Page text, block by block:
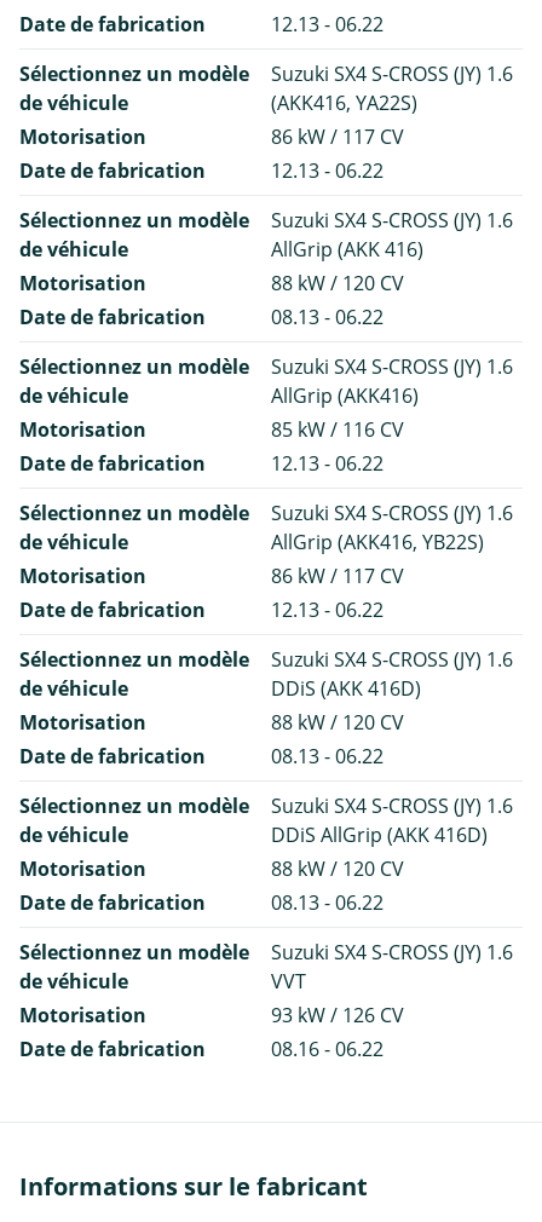
Date de fabrication
12.13 - 06.22
Sélectionnez un modèle
de véhicule
Suzuki SX4 S-CROSS (JY) 1.6
(AKK416, YA22S)
Motorisation
86 kW / 117 CV
Date de fabrication
12.13 - 06.22
Sélectionnez un modèle
de véhicule
Suzuki SX4 S-CROSS (JY) 1.6
AllGrip (AKK 416)
Motorisation
88 kW / 120 CV
Date de fabrication
08.13 - 06.22
Sélectionnez un modèle
de véhicule
Suzuki SX4 S-CROSS (JY) 1.6
AllGrip (AKK416)
Motorisation
85 kW / 116 CV
Date de fabrication
12.13 - 06.22
Sélectionnez un modèle
de véhicule
Suzuki SX4 S-CROSS (JY) 1.6
AllGrip (AKK416, YB22S)
Motorisation
86 kW / 117 CV
Date de fabrication
12.13 - 06.22
Sélectionnez un modèle
de véhicule
Suzuki SX4 S-CROSS (JY) 1.6
DDiS (AKK 416D)
Motorisation
88 kW / 120 CV
Date de fabrication
08.13 - 06.22
Sélectionnez un modèle
de véhicule
Suzuki SX4 S-CROSS (JY) 1.6
DDiS AllGrip (AKK 416D)
Motorisation
88 kW / 120 CV
Date de fabrication
08.13 - 06.22
Sélectionnez un modèle
de véhicule
Suzuki SX4 S-CROSS (JY) 1.6
VVT
Motorisation
93 kW / 126 CV
Date de fabrication
08.16 - 06.22
Informations sur le fabricant